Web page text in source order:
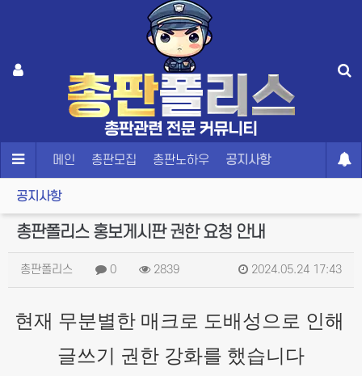
메인 총판모집 총판노하우 공지사항
공지사항
총판폴리스 홍보게시판 권한 요청 안내
총판폴리스 0 2839 2024.05.24 17:43
현재 무분별한 매크로 도배성으로 인해
글쓰기 권한 강화를 했습니다